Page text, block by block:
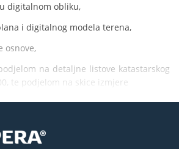
digitalnom obliku,
i digitalnog modela terena,
osnove,
na detaljne listove katastarskog
te podjelom na skice izmjere